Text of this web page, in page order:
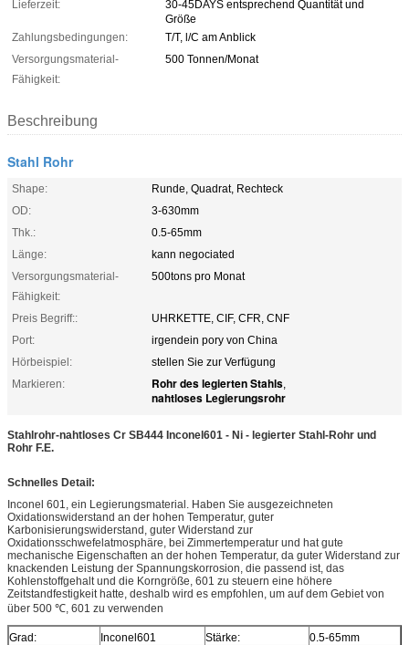
Lieferzeit:
30-45DAYS entsprechend Quantität und
Größe
Zahlungsbedingungen:
T/T, l/C am Anblick
Versorgungsmaterial-
Fähigkeit:
500 Tonnen/Monat
Beschreibung
Stahl Rohr
Shape:
Runde, Quadrat, Rechteck
OD:
3-630mm
Thk.:
0.5-65mm
Länge:
kann negociated
Versorgungsmaterial-
Fähigkeit:
500tons pro Monat
Preis Begriff::
UHRKETTE, CIF, CFR, CNF
Port:
irgendein pory von China
Hörbeispiel:
stellen Sie zur Verfügung
Markieren:
Rohr des legierten Stahls,
nahtloses Legierungsrohr
Stahlrohr-nahtloses Cr SB444 Inconel601 - Ni - legierter Stahl-Rohr und
Rohr F.E.
Schnelles Detail:
Inconel 601, ein Legierungsmaterial. Haben Sie ausgezeichneten
Oxidationswiderstand an der hohen Temperatur, guter
Karbonisierungswiderstand, guter Widerstand zur
Oxidationsschwefelatmosphäre, bei Zimmertemperatur und hat gute
mechanische Eigenschaften an der hohen Temperatur, da guter Widerstand zur
knackenden Leistung der Spannungskorrosion, die passend ist, das
Kohlenstoffgehalt und die Korngröße, 601 zu steuern eine höhere
Zeitstandfestigkeit hatte, deshalb wird es empfohlen, um auf dem Gebiet von
über 500 ℃, 601 zu verwenden
Grad: Inconel601 Stärke:
0.5-65mm